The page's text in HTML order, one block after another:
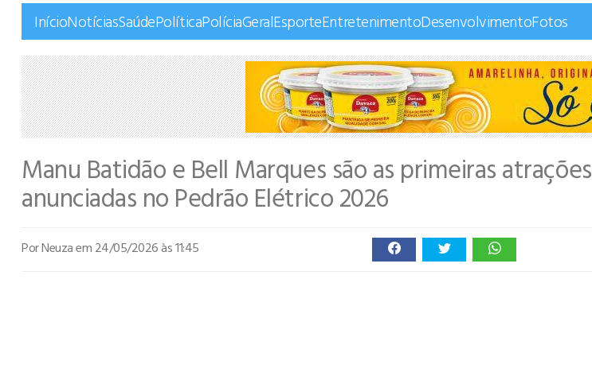
InícioNotíciasSaúdePolíticaPolíciaGeralEsporteEntretenimentoDesenvolvimentoFotos
Manu Batidão e Bell Marques são as primeiras atrações
anunciadas no Pedrão Elétrico 2026
Por Neuzaem 24/05/2026 às 11:45